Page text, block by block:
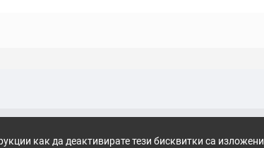
как да деактивирате тези бисквитки са изложени